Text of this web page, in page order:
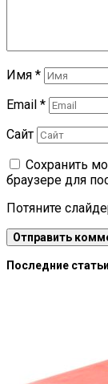
Имя *
Email *
Сайт
Сохранить
браузере для
Потяните
Последние статьи